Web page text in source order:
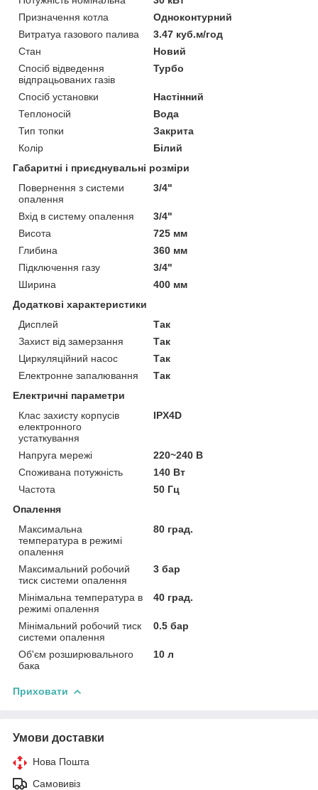
Призначення котла
Одноконтурний
Витратуа газового палива
3.47 куб.м/год
Стан
Новий
Спосіб відведення
відпрацьованих газів
Турбо
Спосіб установки
Настінний
Теплоносій
Вода
Тип топки
Закрита
Колір
Білий
Габаритні і приєднувальні розміри
Повернення з системи
опалення
3/4"
Вхід в систему опалення
3/4"
Висота
725 мм
Глибина
360 мм
Підключення газу
3/4"
Ширина
400 мм
Додаткові характеристики
Дисплей
Так
Захист від замерзання
Так
Циркуляційний насос
Так
Електронне запалювання
Так
Електричні параметри
Клас захисту корпусів
електронного
устаткування
IPX4D
Напруга мережі
220~240 В
Споживана потужність
140 Вт
Частота
50 Гц
Опалення
Максимальна
температура в режимі
опалення
80 град.
Максимальний робочий
тиск системи опалення
3 бар
Мінімальна температура в
режимі опалення
40 град.
Мінімальний робочий тиск
системи опалення
0.5 бар
Об'єм розширювального
бака
10 л
Приховати
Умови доставки
Нова Пошта
Самовивіз